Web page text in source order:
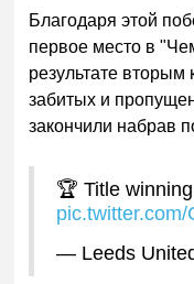
Благодаря этой
первое место в
результате вторым
забитых и
закончили набрав
🏆 Title
— Leeds